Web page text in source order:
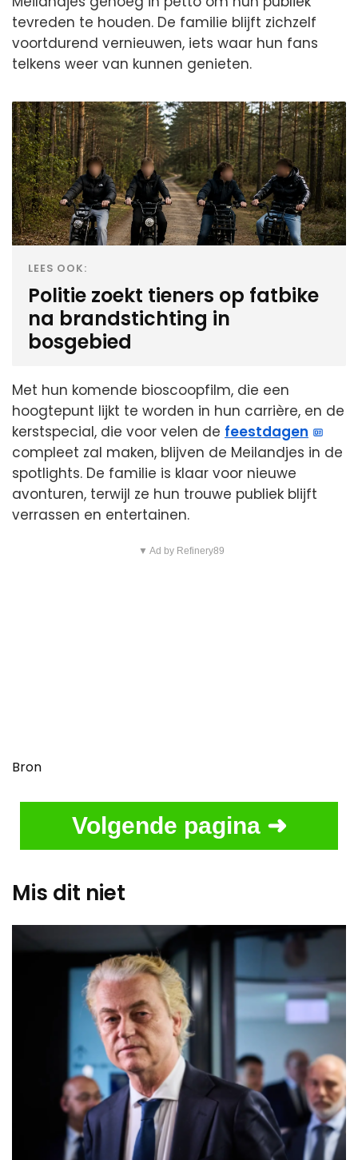
tevreden te houden. De familie blijft zichzelf
voortdurend vernieuwen, iets waar hun fans
telkens weer van kunnen genieten.
LEES OOK:
Politie zoekt tieners op fatbike
na brandstichting in
bosgebied
Met hun komende bioscoopfilm, die een
hoogtepunt lijkt te worden in hun carrière, en de
kerstspecial, die voor velen de feestdagen
compleet zal maken, blijven de Meilandjes in de
spotlights. De familie is klaar voor nieuwe
avonturen, terwijl ze hun trouwe publiek blijft
verrassen en entertainen.
▼ Ad by Refinery89
Bron
Volgende pagina ➜
Mis dit niet